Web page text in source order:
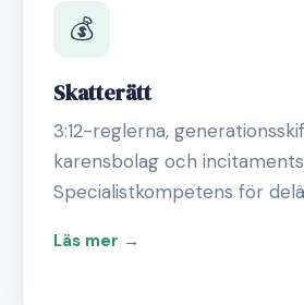
💰
Skatterätt
3:12-reglerna,
karensbolag och
Specialistkompetens för
Läs mer →